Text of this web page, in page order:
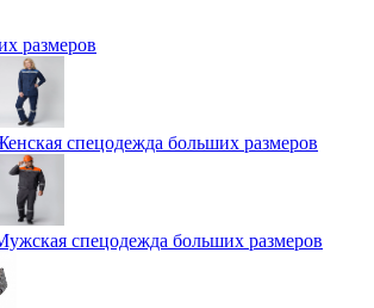
размеров
спецодежда больших размеров
спецодежда больших размеров